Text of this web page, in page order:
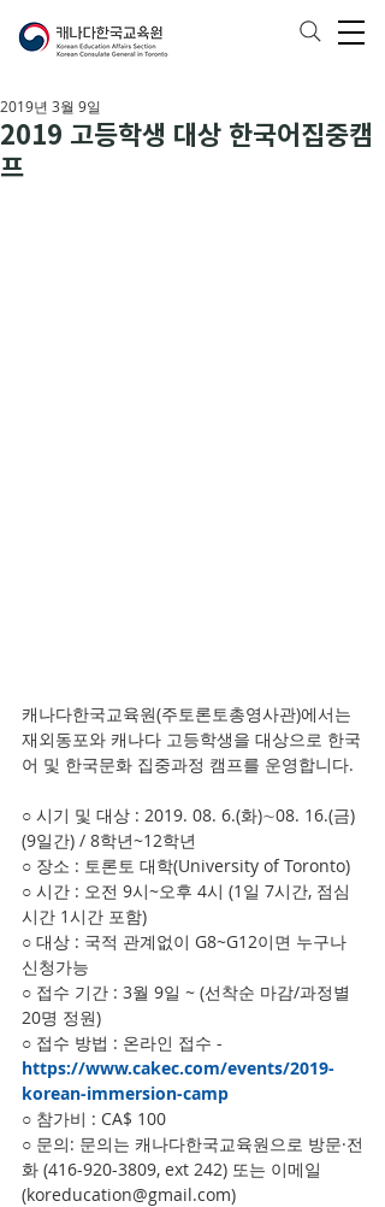
2019 고등학생 대상 한국어집중캠
프
2019년 3월 9일
캐나다한국교육원(주토론토총영사관)에서는
재외동포와 캐나다 고등학생을 대상으로 한국
어 및 한국문화 집중과정 캠프를 운영합니다.
○ 시기 및 대상 : 2019. 08. 6.(화)∼08. 16.(금)
(9일간) / 8학년~12학년
○ 장소 : 토론토 대학(University of Toronto)
○ 시간 : 오전 9시~오후 4시 (1일 7시간, 점심
시간 1시간 포함)
○ 대상 : 국적 관계없이 G8~G12이면 누구나
신청가능
○ 접수 기간 : 3월 9일 ~ (선착순 마감/과정별
20명 정원)
○ 접수 방법 : 온라인 접수 -
https://www.cakec.com/events/2019-
korean-immersion-camp
○ 참가비 : CA$ 100
○ 문의: 문의는 캐나다한국교육원으로 방문·전
화 (416-920-3809, ext 242) 또는 이메일
(koreducation@gmail.com)